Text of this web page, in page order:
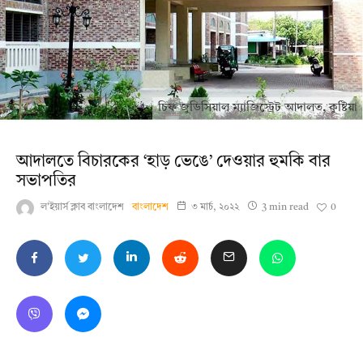
চিফ জুডিসিয়াল ম্যাজিস্ট্রেট আদালত, কুষ্টিয়া
আদালতে বিচারকের ‘হাড় ভেঙে’ দেওয়ার হুমকি বার
সভাপতির
ল'ইয়ার্স ক্লাব বাংলাদেশ বাংলাদেশ ৩ মার্চ, ২০২২ 3 min read 0